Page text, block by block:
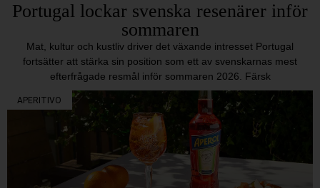
Portugal lockar svenska resenärer inför
sommaren
Mat, kultur och kustliv driver det växande intresset Portugal
fortsätter att stärka sin position som ett av svenskarnas mest
efterfrågade resmål inför sommaren 2026. Färsk
APERITIVO